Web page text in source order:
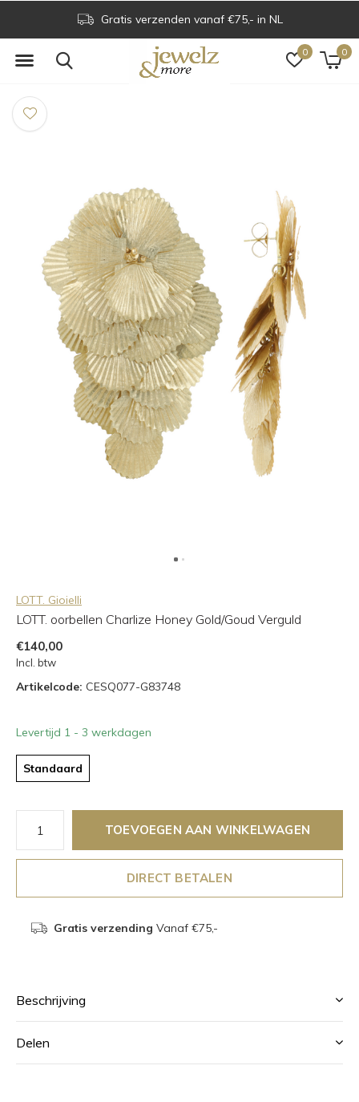
0 0
Gratis verzenden vanaf €75,- in NL
LOTT. Gioielli
LOTT. oorbellen Charlize Honey Gold/Goud Verguld
€140,00
Incl. btw
Artikelcode: CESQ077-G83748
Levertijd 1 - 3 werkdagen
Standaard
TOEVOEGEN AAN WINKELWAGEN
DIRECT BETALEN
Gratis verzending Vanaf €75,-
Beschrijving
Delen